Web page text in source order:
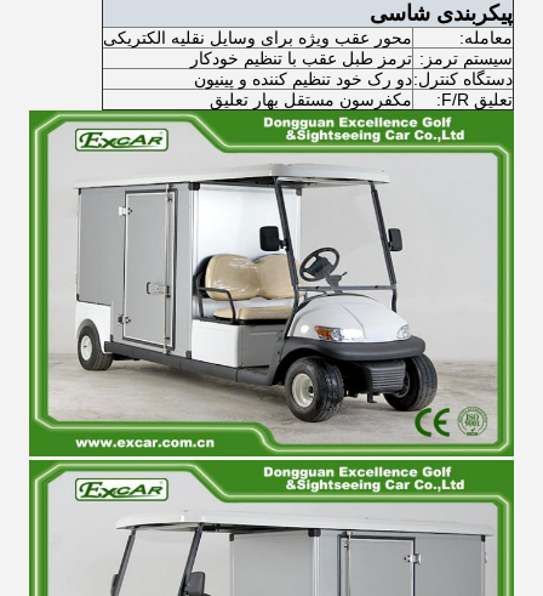
پیکربندی شاسی
معامله:
محور عقب ویژه برای وسایل نقلیه الکتریکی
سیستم ترمز: ترمز طبل عقب با تنظیم خودکار
دستگاه کنترل:دو رک خود تنظیم کننده و پینیون
تعلیق F/R:
مکفرسون مستقل بهار تعلیق